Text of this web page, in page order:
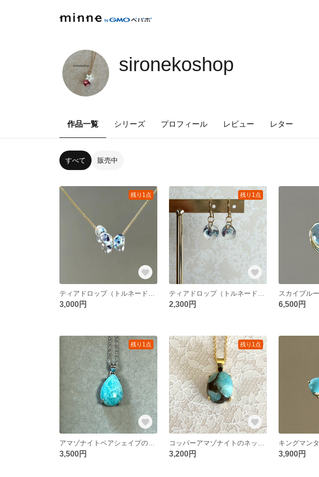
sironekoshop
作品一覧 シリーズ プロフィール レビュー レター
すべて 販売中
残り1点
3,000円
残り1点
2,300円 6,500円
残り1点
3,500円
残り1点
3,200円 3,900円